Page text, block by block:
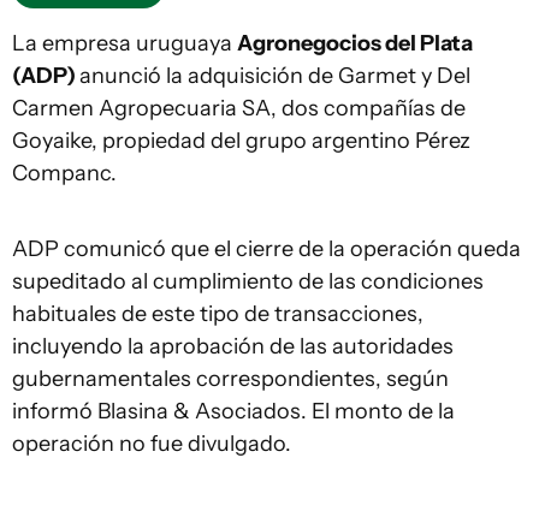
La empresa uruguaya Agronegocios del Plata
(ADP)anunció la adquisición de Garmet y Del
Carmen Agropecuaria SA, dos compañías de
Goyaike, propiedad del grupo argentino Pérez
Companc.
ADP comunicó que el cierre de la operación queda
supeditado al cumplimiento de las condiciones
habituales de este tipo de transacciones,
incluyendo la aprobación de las autoridades
gubernamentales correspondientes, según
informó Blasina & Asociados. El monto de la
operación no fue divulgado.